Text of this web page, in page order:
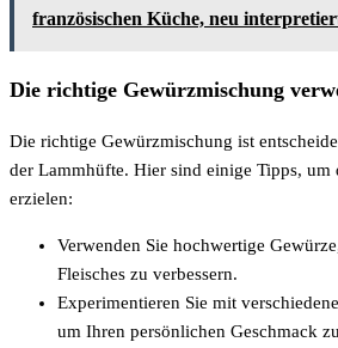
französischen Küche, neu
Die richtige Gewürzmischung
Die richtige Gewürzmischung ist
der Lammhüfte. Hier sind einige Tipps, um
erzielen:
Verwenden Sie hochwertige
Fleisches zu verbessern.
Experimentieren Sie mit
um Ihren persönlichen Geschmack